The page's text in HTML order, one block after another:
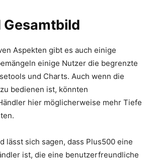
Aspekten gibt es auch einige
einige Nutzer die begrenzte
und Charts. Auch wenn die
bedienen ist, könnten
hier möglicherweise mehr Tiefe
lässt sich sagen, dass Plus500 eine
ist, die eine benutzerfreundliche